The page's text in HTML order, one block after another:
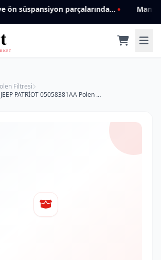
Mannlich: Filtre ve ön süspansiyon parçalarında genişleyen ürün yelpazesiyle kalite ve güven.
Filtresi
WPK 5001 CHRSYLER JEEP PATRİOT 05058381AA Polen Filtresi